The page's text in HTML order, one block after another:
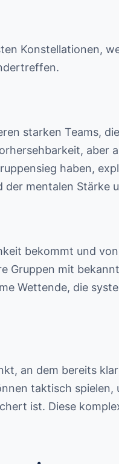
Konstellationen,
starken Teams,
aber
haben,
der mentalen Stärke
bekommt und
Gruppen mit
Wettende, die
an dem bereits
taktisch spielen,
ist. Diese